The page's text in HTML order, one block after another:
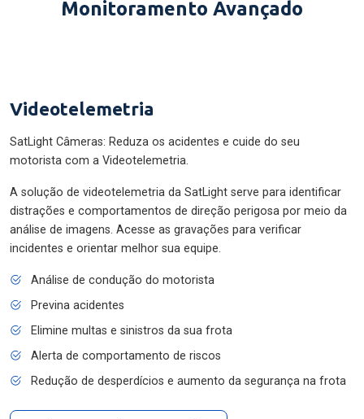
Monitoramento Avançado
Videotelemetria
SatLight Câmeras: Reduza os acidentes e cuide do seu
motorista com a Videotelemetria.
A solução de videotelemetria da SatLight serve para identificar
distrações e comportamentos de direção perigosa por meio da
análise de imagens. Acesse as gravações para verificar
incidentes e orientar melhor sua equipe.
Análise de condução do motorista
Previna acidentes
Elimine multas e sinistros da sua frota
Alerta de comportamento de riscos
Redução de desperdícios e aumento da segurança na frota